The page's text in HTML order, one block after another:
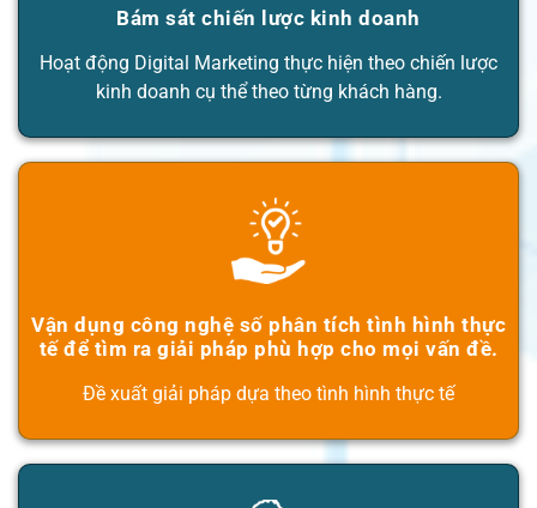
Bám sát chiến lược kinh doanh
Hoạt động Digital Marketing thực hiện theo chiến lược
kinh doanh cụ thể theo từng khách hàng.
Vận dụng công nghệ số phân tích tình hình thực
tế để tìm ra giải pháp phù hợp cho mọi vấn đề.
Đề xuất giải pháp dựa theo tình hình thực tế